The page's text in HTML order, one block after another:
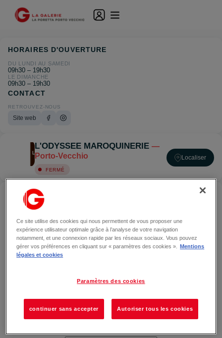
L'ODYSSEE MAROQUINERIE —
Porto-Vecchio
FERMÉ
Localiser
ACCÉDER À L'ODYSSEE MAROQUINERIE — PORTO-
VECCHIO
HORAIRES D'OUVERTURE
DU LUNDI AU SAMEDI
09h30 – 19h30
LE DIMANCHE
09h30 – 19h30
CONTACT
RETROUVEZ-NOUS
Site web
Ce site utilise des cookies qui nous permettent de vous proposer une
expérience utilisateur optimale grâce à l’analyse de votre navigation
notamment, et une connexion rapide par les réseaux sociaux. Vous pouvez
gérer vos préférences en cliquant sur « paramètres des cookies ».
Mentions
légales et cookies
Paramètres des cookies
continuer sans accepter Autoriser tous les cookies